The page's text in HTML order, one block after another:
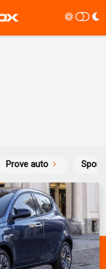
Prove auto Sport